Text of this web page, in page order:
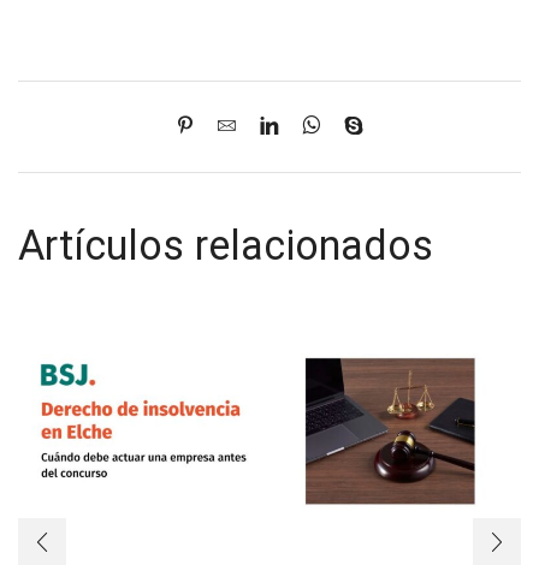
Artículos relacionados